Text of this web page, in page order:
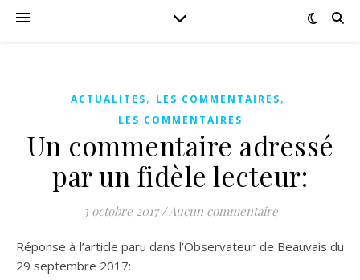
ACTUALITES, LES COMMENTAIRES,
LES COMMENTAIRES
Un commentaire adressé
par un fidèle lecteur:
3 octobre 2017 /Aucun commentaire
Réponse à l’article paru dans l’Observateur de Beauvais du
29 septembre 2017: